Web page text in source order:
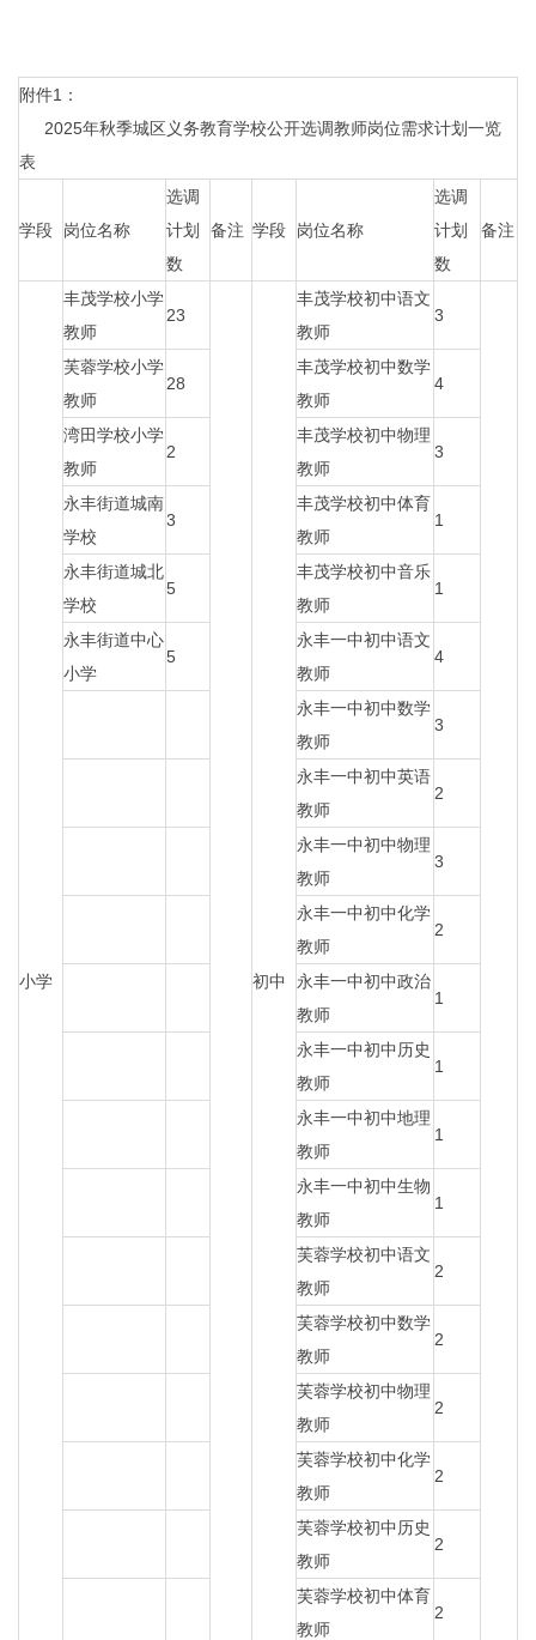
附件1：
2025年秋季城区义务教育学校公开选调教师岗位需求计划一览
表
学段 岗位名称
选调
计划
数
备注 学段 岗位名称
选调
计划
数
备注
小学
丰茂学校小学
教师
23
初中
丰茂学校初中语文
教师
3
芙蓉学校小学
教师
28
丰茂学校初中数学
教师
4
湾田学校小学
教师
2
丰茂学校初中物理
教师
3
永丰街道城南
学校
3
丰茂学校初中体育
教师
1
永丰街道城北
学校
5
丰茂学校初中音乐
教师
1
永丰街道中心
小学
5
永丰一中初中语文
教师
4
永丰一中初中数学
教师
3
永丰一中初中英语
教师
2
永丰一中初中物理
教师
3
永丰一中初中化学
教师
2
永丰一中初中政治
教师
1
永丰一中初中历史
教师
1
永丰一中初中地理
教师
1
永丰一中初中生物
教师
1
芙蓉学校初中语文
教师
2
芙蓉学校初中数学
教师
2
芙蓉学校初中物理
教师
2
芙蓉学校初中化学
教师
2
芙蓉学校初中历史
教师
2
芙蓉学校初中体育
教师
2